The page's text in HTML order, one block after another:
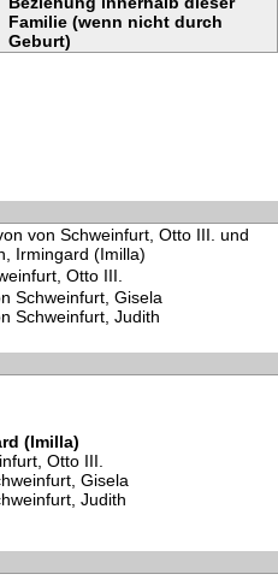
Familie (wenn nicht durch
Geburt)
von Schweinfurt, Otto III. und
Irmingard (Imilla)
Otto III.
Schweinfurt, Gisela
Schweinfurt, Judith
(Imilla)
Otto III.
Gisela
Judith